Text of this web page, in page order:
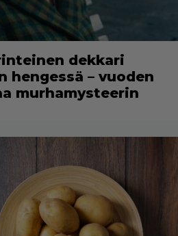
dekkari
hengessä – vuoden
murhamysteerin